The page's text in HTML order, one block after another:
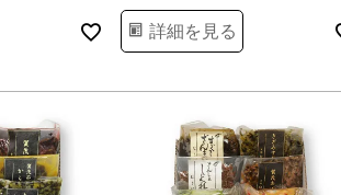
詳細を見る